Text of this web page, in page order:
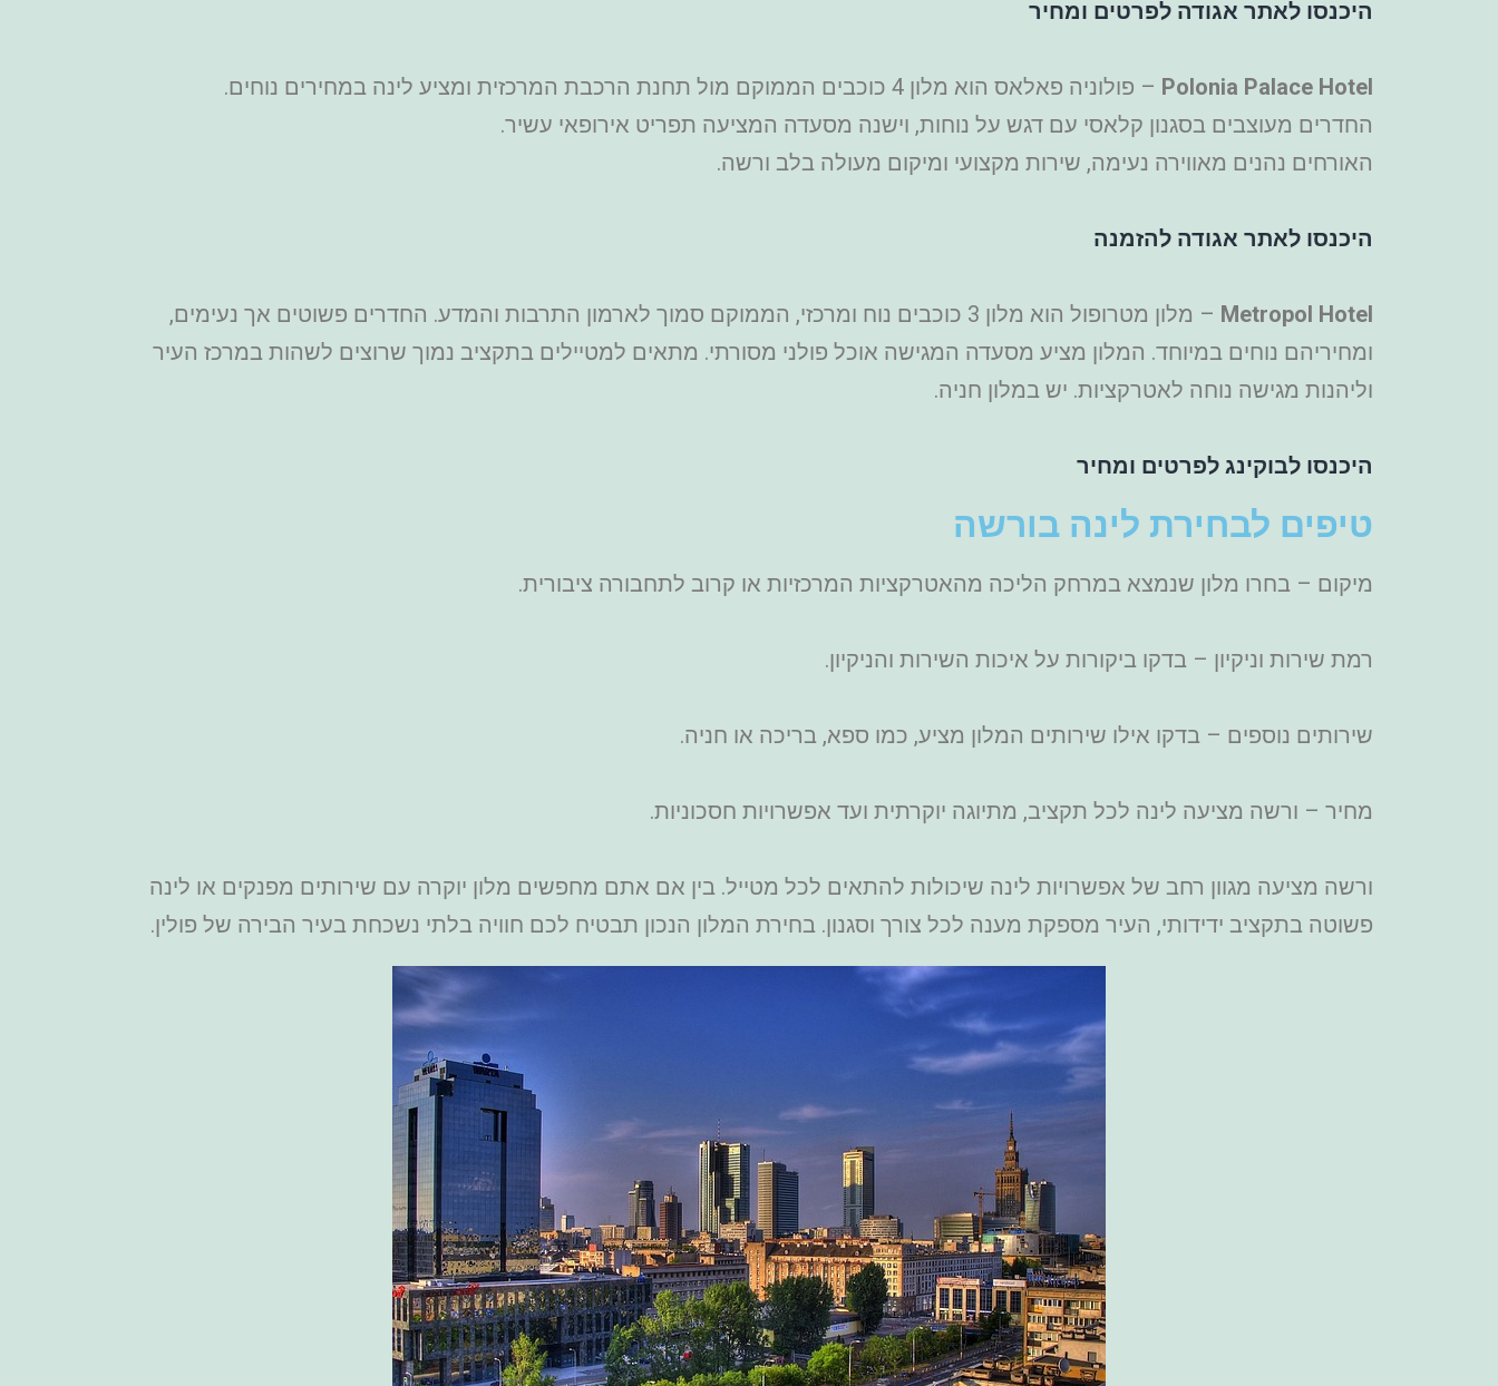
היכנסו לאתר אגודה לפרטים ומחיר
Polonia Palace Hotel – פולוניה פאלאס הוא מלון 4 כוכבים הממוקם מול תחנת הרכבת המרכזית ומציע לינה במחירים נוחים.
החדרים מעוצבים בסגנון קלאסי עם דגש על נוחות, וישנה מסעדה המציעה תפריט אירופאי עשיר.
האורחים נהנים מאווירה נעימה, שירות מקצועי ומיקום מעולה בלב ורשה.
היכנסו לאתר אגודה להזמנה
Metropol Hotel
– מלון מטרופול הוא מלון 3 כוכבים נוח ומרכזי, הממוקם סמוך לארמון התרבות והמדע. החדרים פשוטים אך נעימים,
ומחיריהם נוחים במיוחד. המלון מציע מסעדה המגישה אוכל פולני מסורתי. מתאים למטיילים בתקציב נמוך שרוצים לשהות במרכז העיר
וליהנות מגישה נוחה לאטרקציות. יש במלון חניה.
היכנסו לבוקינג לפרטים ומחיר
טיפים לבחירת לינה בורשה
מיקום – בחרו מלון שנמצא במרחק הליכה מהאטרקציות המרכזיות או קרוב לתחבורה ציבורית.
רמת שירות וניקיון – בדקו ביקורות על איכות השירות והניקיון.
שירותים נוספים – בדקו אילו שירותים המלון מציע, כמו ספא, בריכה או חניה.
מחיר – ורשה מציעה לינה לכל תקציב, מתיוגה יוקרתית ועד אפשרויות חסכוניות.
ורשה מציעה מגוון רחב של אפשרויות לינה שיכולות להתאים לכל מטייל. בין אם אתם מחפשים מלון יוקרה עם שירותים מפנקים או לינה
פשוטה בתקציב ידידותי, העיר מספקת מענה לכל צורך וסגנון. בחירת המלון הנכון תבטיח לכם חוויה בלתי נשכחת בעיר הבירה של פולין.